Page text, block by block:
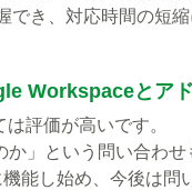
き、対応時間の短縮
Workspaceとア
評価が高いです。
」という問い合わ
能し始め、今後は